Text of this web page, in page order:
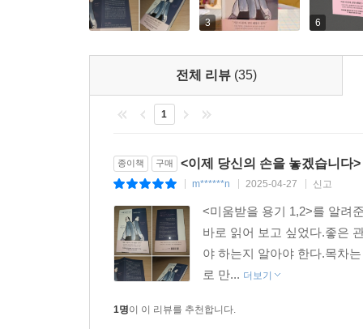
원하는 대로 다시 설계해야 한다는 것이다. 내 인
내기 어려운 경직된 조직, 국민들의 불안을 정치
새로운 관계는 우리 삶을 완전히 다른 방향으로
3 6
전체 리뷰 (35)
1
종이책 구매 <이제 당신의 손을 놓겠습니다
m******n 2025-04-27 신고
<미움받을 용기 1,2>를 알려
바로 읽어 보고 싶었다.좋은
야 하는지 알아야 한다.목차
로 만... 더보기
1명이 이 리뷰를 추천합니다.